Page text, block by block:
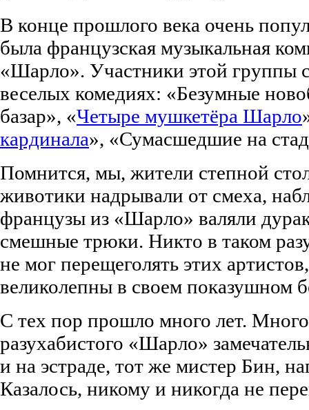
В конце прошлого века очень
была французская музыкальная
«Шарло». Участники этой группы
веселых комедиях: «Безумные
базар», «Четыре мушкетёра Шарло
кардинала», «Сумасшедшие на
Помнится, мы, жители степной
животики надрывали от смеха,
французы из «Шарло» валяли
смешные трюки. Никто в таком
не мог перещеголять этих
великолепны в своем показушном
С тех пор прошло много лет.
разухабистого «Шарло»
и на эстраде, тот же мистер Бин,
Казалось, никому и никогда не